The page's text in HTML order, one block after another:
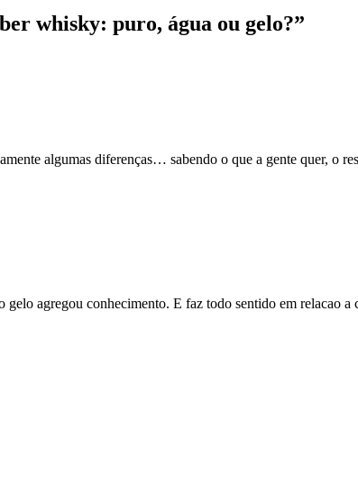
whisky: puro, água ou gelo?”
algumas diferenças… sabendo o que a gente quer, o
agregou conhecimento. E faz todo sentido em relacao